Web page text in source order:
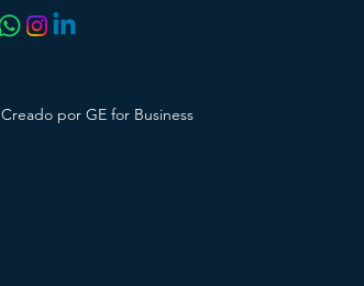
Creado por GE for Business